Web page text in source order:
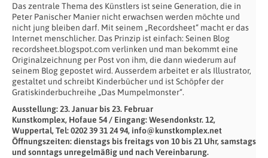
Das zentrale Thema des Künst­lers ist seine Ge­ne­ra­ti­on, die in
Peter Pa­ni­scher Ma­nier nicht er­wach­sen wer­den möch­te und
nicht jung blei­ben darf. Mit seinem „Recordsheet“ macht er das
Internet menschlicher. Das Prinzip ist einfach: Seinen Blog
recordsheet.blogspot.com verlinken und man bekommt eine
Originalzeichnung per Post von ihm, die dann wiederum auf
seinem Blog gepostet wird. Ausserdem arbeitet er als Illustrator,
gestaltet und schreibt Kinderbücher und ist Schöpfer der
Gratiskinderbuchreihe „Das Mumpelmonster“.
Ausstellung: 23. Januar bis 23. Februar
Kunstkomplex, Hofaue 54 / Eingang: Wesendonkstr. 12,
Wuppertal, Tel: 0202 39 31 24 94, info@kunstkomplex.net
Öffnungszeiten: dienstags bis freitags von 10 bis 21 Uhr, samstags
und sonntags unregelmäßig und nach Vereinbarung.